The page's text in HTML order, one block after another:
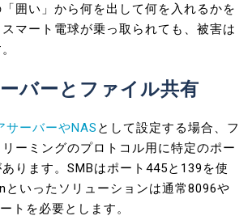
囲い」から何を出して何を入れるかを
マート電球が乗っ取られても、被害は
バーとファイル共有
サーバーやNAS として設定する場合、フ
ーミングのプロトコル用に特定のポー
ります。SMBはポート445と139を使
いったソリューションは通常8096や
トを必要とします。